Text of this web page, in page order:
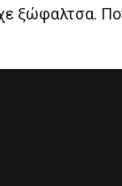
ξώφαλτσα.